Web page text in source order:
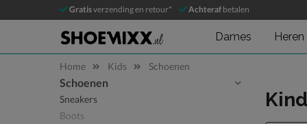
Gratisverzending en retour* Achteraf betalen
Dames Heren
Home Kids Schoenen
Sla categorieën over
Schoenen
Sneakers
Boots